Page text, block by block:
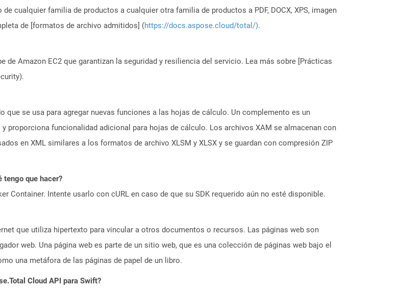
cualquier familia de productos a cualquier otra familia de productos a PDF, DOCX, XPS, imagen
de [formatos de archivo admitidos] (https://docs.aspose.cloud/total/).
de Amazon EC2 que garantizan la seguridad y resiliencia del servicio. Lea más sobre [Prácticas
se usa para agregar nuevas funciones a las hojas de cálculo. Un complemento es un
proporciona funcionalidad adicional para hojas de cálculo. Los archivos XAM se almacenan con
​​en XML similares a los formatos de archivo XLSM y XLSX y se guardan con compresión ZIP
tengo que hacer?
Container. Intente usarlo con cURL en caso de que su SDK requerido aún no esté disponible.
que utiliza hipertexto para vincular a otros documentos o recursos. Las páginas web son
web. Una página web es parte de un sitio web, que es una colección de páginas web bajo el
una metáfora de las páginas de papel de un libro.
Cloud API para Swift?